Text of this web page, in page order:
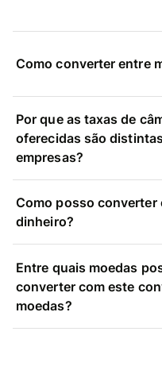
Como converter entre
Por que as taxas de
oferecidas são
empresas?
Como posso converter
dinheiro?
Entre quais moedas
converter com este
moedas?